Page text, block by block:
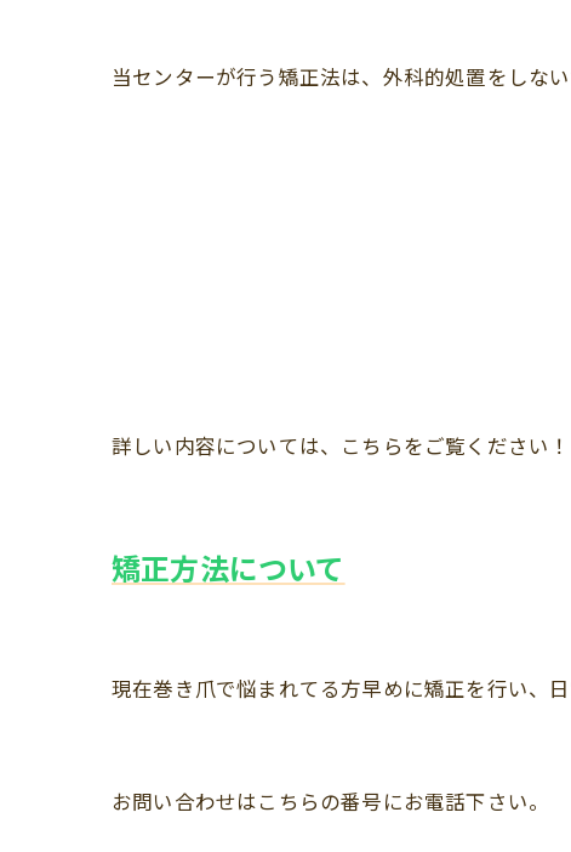
当センターが行う矯正法は、外科的処置をしな
詳しい内容については、こちらをご覧ください！
矯正方法について
現在巻き爪で悩まれてる方早めに矯正を行い、
お問い合わせはこちらの番号にお電話下さい。